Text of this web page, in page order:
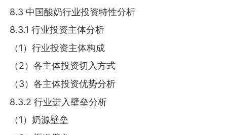
8.3 中国酸奶行业投资特性分析
8.3.1 行业投资主体分析
（1）行业投资主体构成
（2）各主体投资切入方式
（3）各主体投资优势分析
8.3.2 行业进入壁垒分析
（1）奶源壁垒